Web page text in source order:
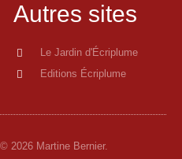
Autres sites
Le Jardin d'Écriplume
Editions Écriplume
2026 Martine Bernier.